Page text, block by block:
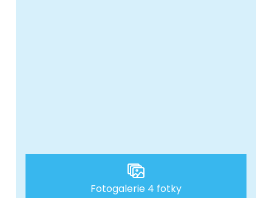
Fotogalerie 4 fotky